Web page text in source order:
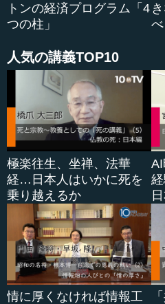
トンの経済プログラム「4
つの柱」
人気の講義TOP10
極楽往生、坐禅、法華
経…日本人はいかに死を
乗り越えるか
情に厚くなければ情報工